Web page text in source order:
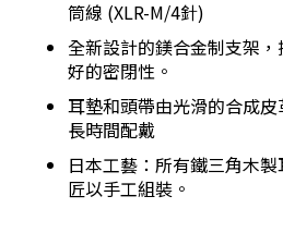
筒線 (XLR-M/4針)
全新設計的鎂合金制支架
好的密閉性。
耳墊和頭帶由光滑的合成
長時間配戴
日本工藝：所有鐵三角木
匠以手工組裝。